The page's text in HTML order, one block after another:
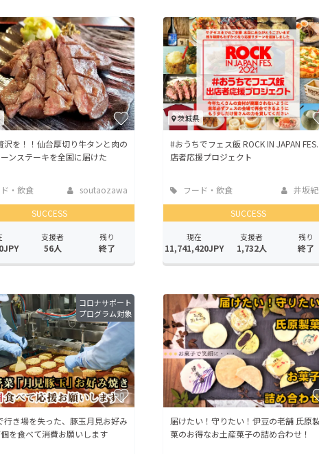
沢を！！仙台厚切り牛タンと肉の
ンステーキを全国に届けた
・飲食
soutaozawa
SUCCESS
支援者
56人
残り
終了
茨城県
#おうちでフェス飯 ROCK IN JAPAN
店者応援プロジェクト
フード・飲食
井坂
SUCCESS
現在
11,741,420JPY
支援者
1,732人
残り
終了
コロナサポート
プログラム対象
行き場を失った、豚玉月見お好み
を食べて消費お願いします
届けたい！守りたい！伊豆の老舗 氏原
菓のお得なお土産菓子の詰め合わせ！